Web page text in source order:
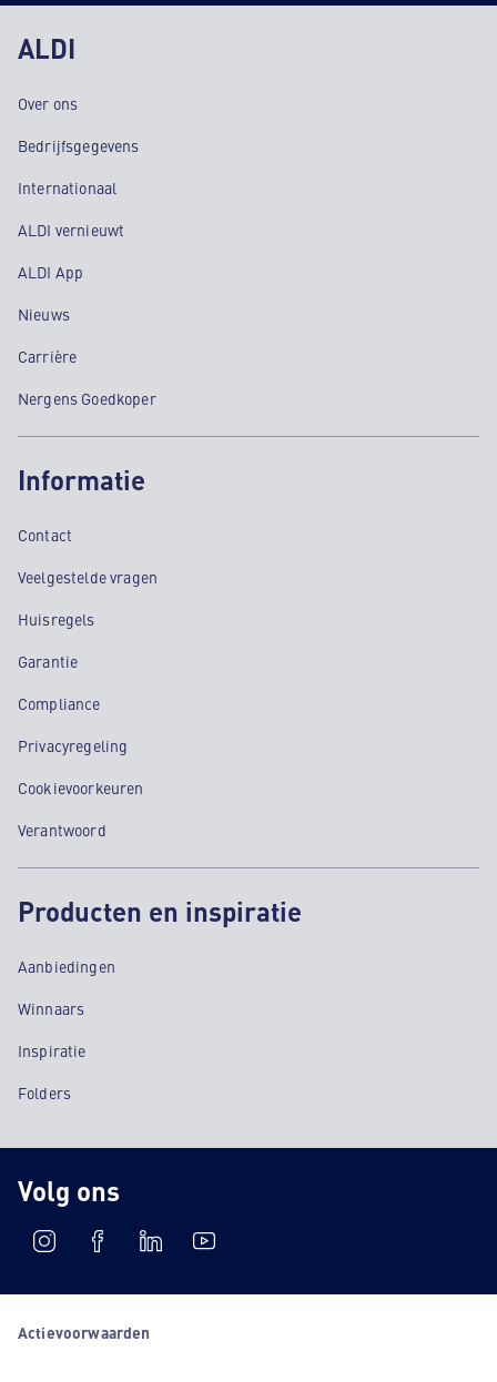
ALDI
Over ons
Bedrijfsgegevens
Internationaal
ALDI vernieuwt
ALDI App
Nieuws
Carrière
Nergens Goedkoper
Informatie
Contact
Veelgestelde vragen
Huisregels
Garantie
Compliance
Privacyregeling
Cookievoorkeuren
Verantwoord
Producten en inspiratie
Aanbiedingen
Winnaars
Inspiratie
Folders
Volg ons
Actievoorwaarden